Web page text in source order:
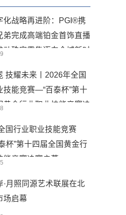
化战略再进阶：PGI®携
弟完成高端铂金首饰直播
动珠宝零售迈向全域新时
技耀未来丨2026年全国
技能竞赛—“百泰杯”第十
黄金行业职业技能竞赛决
国行业职业技能竞赛
”第十四届全国黄金行
能竞赛决赛启幕
·月照同源艺术联展在北
场启幕